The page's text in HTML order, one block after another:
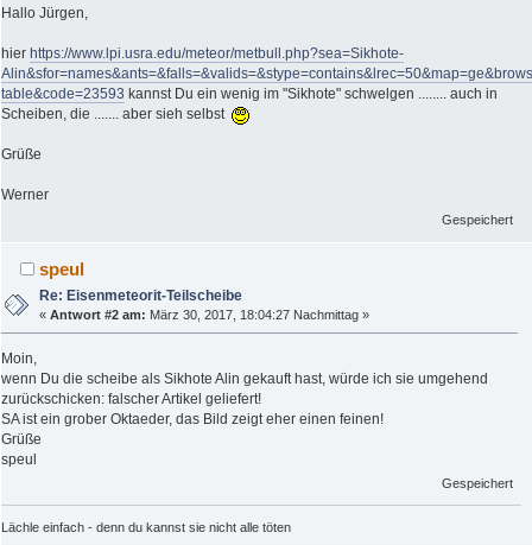
Hallo Jürgen,
hier https://www.lpi.usra.edu/meteor/metbull.php?sea=Sikhote-
table&code=23593 kannst Du ein wenig im "Sikhote" schwelgen ........ auch in
Scheiben, die ....... aber sieh selbst
Grüße
Werner
Gespeichert
speul
Re: Eisenmeteorit-Teilscheibe
«Antwort #2 am: März 30, 2017, 18:04:27 Nachmittag »
Moin,
wenn Du die scheibe als Sikhote Alin gekauft hast, würde ich sie umgehend
zurückschicken: falscher Artikel geliefert!
SA ist ein grober Oktaeder, das Bild zeigt eher einen feinen!
Grüße
speul
Gespeichert
Lächle einfach - denn du kannst sie nicht alle töten